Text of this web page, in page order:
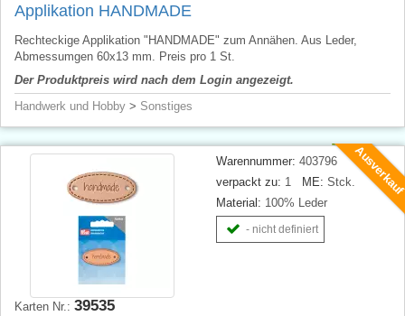
Applikation HANDMADE
Rechteckige Applikation "HANDMADE" zum Annähen. Aus Leder,
Abmessumgen 60x13 mm. Preis pro 1 St.
Der Produktpreis wird nach dem Login angezeigt.
Handwerk und Hobby > Sonstiges
Warennummer: 403796
verpackt zu: 1 ME: Stck.
Material: 100% Leder
- nicht definiert
Karten Nr.: 39535